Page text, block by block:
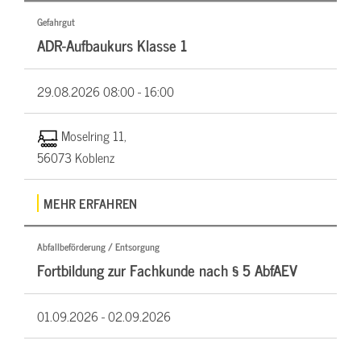
Gefahrgut
ADR-Aufbaukurs Klasse 1
29.08.202608:00 - 16:00
Moselring 11,
56073 Koblenz
MEHR ERFAHREN
Abfallbeförderung / Entsorgung
Fortbildung zur Fachkunde nach § 5 AbfAEV
01.09.2026 -02.09.2026